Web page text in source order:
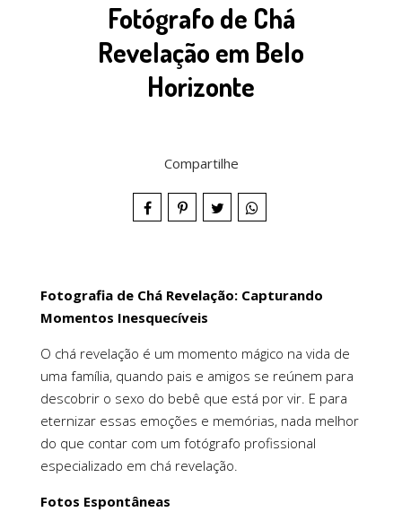
Fotógrafo de Chá
Revelação em Belo
Horizonte
Compartilhe
Fotografia de Chá Revelação: Capturando
Momentos Inesquecíveis
O chá revelação é um momento mágico na vida de
uma família, quando pais e amigos se reúnem para
descobrir o sexo do bebê que está por vir. E para
eternizar essas emoções e memórias, nada melhor
do que contar com um fotógrafo profissional
especializado em chá revelação.
Fotos Espontâneas